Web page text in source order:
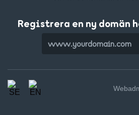
Registrera en ny domän